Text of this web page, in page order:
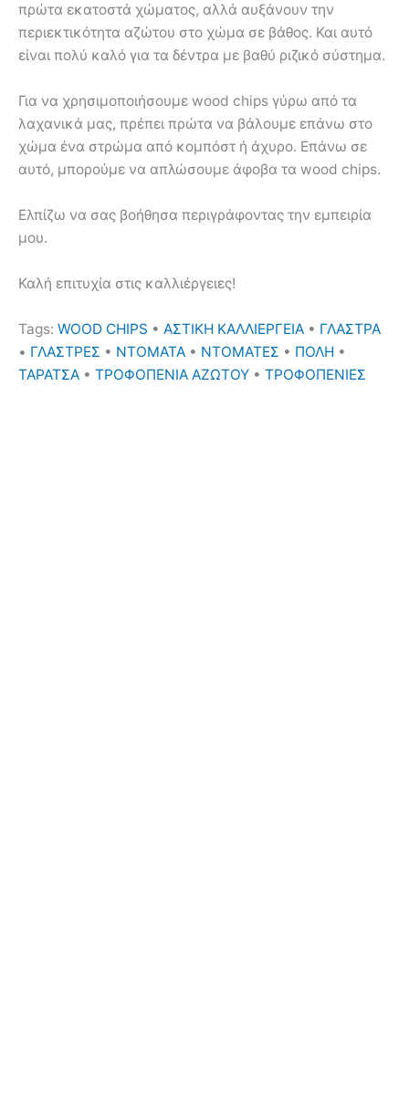
πρώτα εκατοστά χώματος, αλλά αυξάνουν την
περιεκτικότητα αζώτου στο χώμα σε βάθος. Και αυτό
είναι πολύ καλό για τα δέντρα με βαθύ ριζικό σύστημα.
Για να χρησιμοποιήσουμε wood chips γύρω από τα
λαχανικά μας, πρέπει πρώτα να βάλουμε επάνω στο
χώμα ένα στρώμα από κομπόστ ή άχυρο. Επάνω σε
αυτό, μπορούμε να απλώσουμε άφοβα τα wood chips.
Ελπίζω να σας βοήθησα περιγράφοντας την εμπειρία
μου.
Καλή επιτυχία στις καλλιέργειες!
Tags: WOOD CHIPS • ΑΣΤΙΚΗ ΚΑΛΛΙΕΡΓΕΙΑ • ΓΛΑΣΤΡΑ
• ΓΛΑΣΤΡΕΣ • ΝΤΟΜΑΤΑ • ΝΤΟΜΑΤΕΣ • ΠΟΛΗ •
ΤΑΡΑΤΣΑ • ΤΡΟΦΟΠΕΝΙΑ ΑΖΩΤΟΥ • ΤΡΟΦΟΠΕΝΙΕΣ